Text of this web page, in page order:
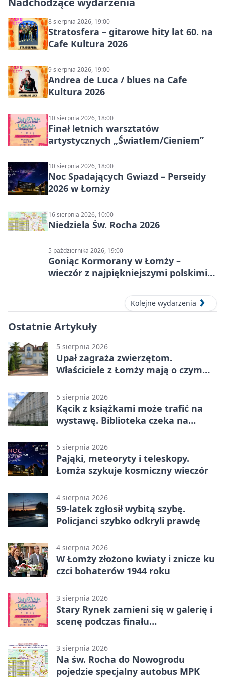
8 sierpnia 2026, 19:00
Stratosfera – gitarowe hity lat 60. na
Cafe Kultura 2026
9 sierpnia 2026, 19:00
Andrea de Luca / blues na Cafe
Kultura 2026
10 sierpnia 2026, 18:00
Finał letnich warsztatów
artystycznych „Światłem/Cieniem”
10 sierpnia 2026, 18:00
Noc Spadających Gwiazd – Perseidy
2026 w Łomży
16 sierpnia 2026, 10:00
Niedziela Św. Rocha 2026
5 października 2026, 19:00
Goniąc Kormorany w Łomży –
wieczór z najpiękniejszymi polskimi
Kolejne wydarzenia
Ostatnie Artykuły
5 sierpnia 2026
Upał zagraża zwierzętom.
Właściciele z Łomży mają o czym
5 sierpnia 2026
Kącik z książkami może trafić na
wystawę. Biblioteka czeka na
5 sierpnia 2026
Pająki, meteoryty i teleskopy.
Łomża szykuje kosmiczny wieczór
4 sierpnia 2026
59-latek zgłosił wybitą szybę.
Policjanci szybko odkryli prawdę
4 sierpnia 2026
W Łomży złożono kwiaty i znicze ku
czci bohaterów 1944 roku
3 sierpnia 2026
Stary Rynek zamieni się w galerię i
scenę podczas finału
3 sierpnia 2026
Na św. Rocha do Nowogrodu
pojedzie specjalny autobus MPK